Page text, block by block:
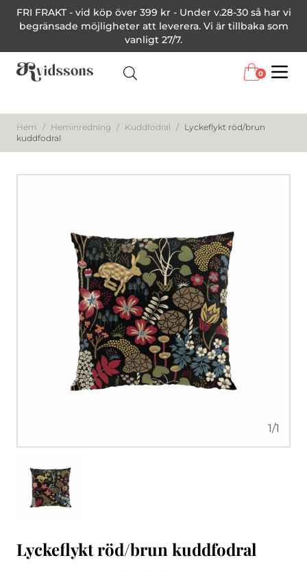
FRI FRAKT - vid köp över 399 kr - Under v.28-30 så har vi
begränsade möjligheter att leverera. Vi är tillbaka som
vanligt 27/7.
0
Hem / Heminredning / Kuddfodral / Lyckeflykt röd/brun
kuddfodral
1/1
Lyckeflykt röd/brun kuddfodral